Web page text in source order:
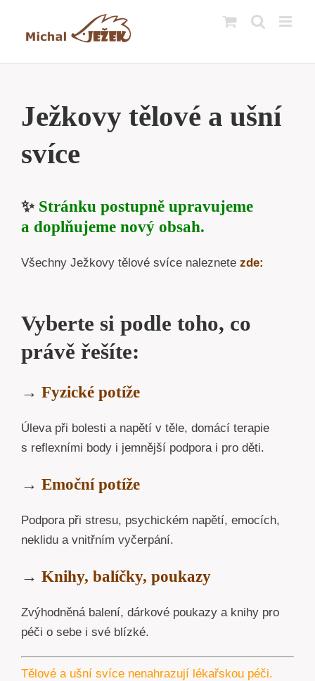
Ježkovy tělové a ušní
svíce
✨ Stránku postupně upravujeme
a doplňujeme nový obsah.
Všechny Ježkovy tělové svíce naleznete zde:
Vyberte si podle toho, co
právě řešíte:
→ Fyzické potíže
Úleva při bolesti a napětí v těle, domácí terapie
s reflexními body i jemnější podpora i pro děti.
→ Emoční potíže
Podpora při stresu, psychickém napětí, emocích,
neklidu a vnitřním vyčerpání.
→ Knihy, balíčky, poukazy
Zvýhodněná balení, dárkové poukazy a knihy pro
péči o sebe i své blízké.
Tělové a ušní svíce nenahrazují lékařskou péči.